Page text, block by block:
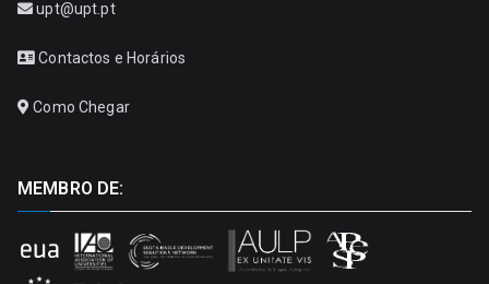
upt@upt.pt
Contactos e Horários
Como Chegar
MEMBRO DE: